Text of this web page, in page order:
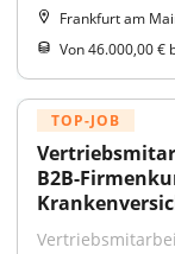
Frankfurt am
Von 46.000,00 €
TOP-JOB
B2B-